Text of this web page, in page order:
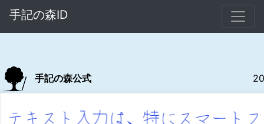
手記の森ID
手記の森公式